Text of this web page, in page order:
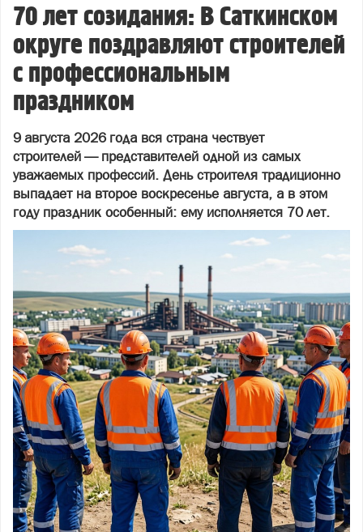
70 лет созидания: В Саткинском
округе поздравляют строителей
с профессиональным
праздником
9 августа 2026 года вся страна чествует
строителей — представителей одной из самых
уважаемых профессий. День строителя традиционно
выпадает на второе воскресенье августа, а в этом
году праздник особенный: ему исполняется 70 лет.